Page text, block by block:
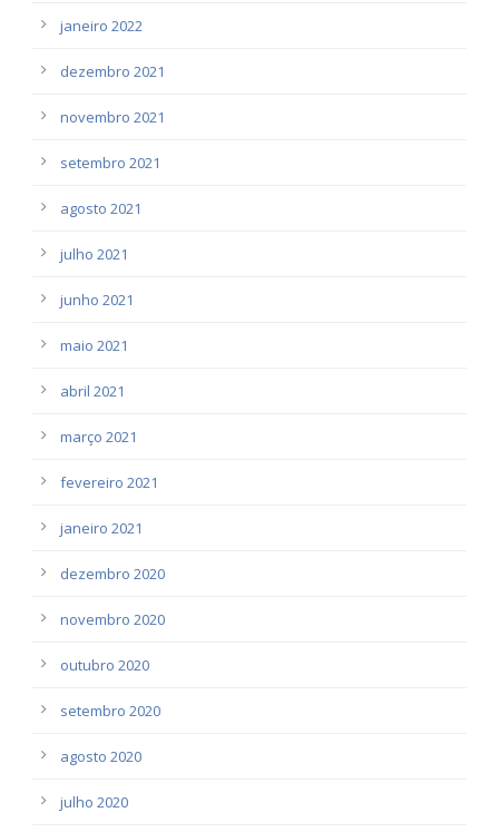
janeiro 2022
dezembro 2021
novembro 2021
setembro 2021
agosto 2021
julho 2021
junho 2021
maio 2021
abril 2021
março 2021
fevereiro 2021
janeiro 2021
dezembro 2020
novembro 2020
outubro 2020
setembro 2020
agosto 2020
julho 2020